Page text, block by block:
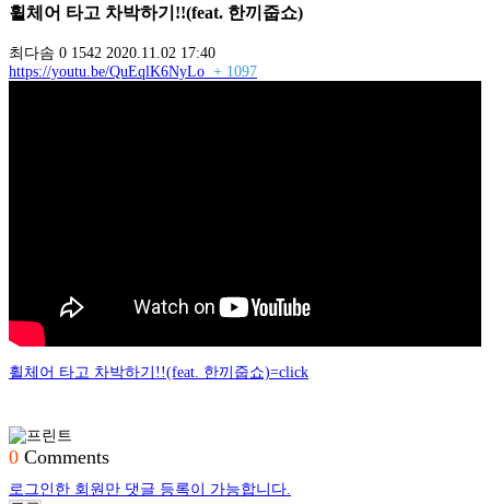
휠체어 타고 차박하기!!(feat. 한끼줍쇼)
최다솜 0 1542 2020.11.02 17:40
https://youtu.be/QuEqlK6NyLo + 1097
휠체어 타고 차박하기!!(feat. 한끼줍쇼)=click
0 Comments
로그인한 회원만 댓글 등록이 가능합니다.